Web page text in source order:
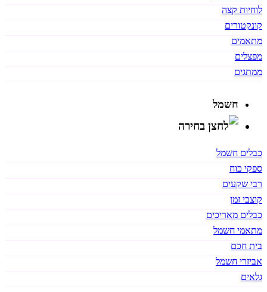
לוחיות קצה
קונקטורים
מתאמים
מפצלים
ממתגים
חשמל
כבלים חשמל
ספקי כוח
רבי שקעים
קוצבי זמן
כבלים מאריכים
מתאמי חשמל
בית חכם
אביזרי חשמל
גלאים